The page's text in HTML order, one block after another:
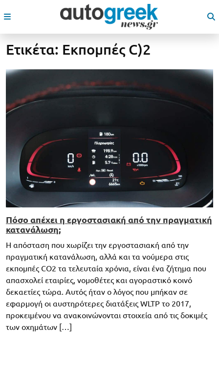
Ετικέτα: Εκπομπές C)2
Πόσο απέχει η εργοστασιακή από την πραγματική
κατανάλωση;
Η απόσταση που χωρίζει την εργοστασιακή από την
πραγματική κατανάλωση, αλλά και τα νούμερα στις
εκπομπές CO2 τα τελευταία χρόνια, είναι ένα ζήτημα που
απασχολεί εταιρίες, νομοθέτες και αγοραστικό κοινό
δεκαετίες τώρα. Αυτός ήταν ο λόγος που μπήκαν σε
εφαρμογή οι αυστηρότερες διατάξεις WLTP το 2017,
προκειμένου να ανακοινώνονται στοιχεία από τις δοκιμές
των οχημάτων […]